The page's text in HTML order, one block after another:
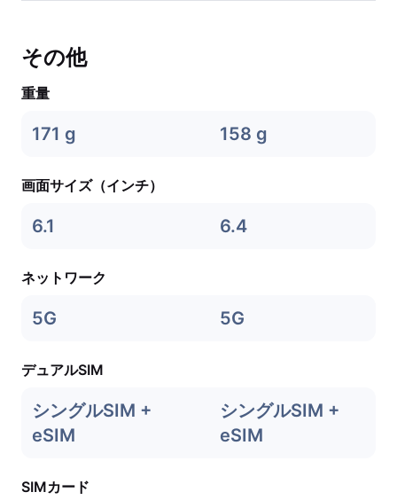
その他
重量
171 g 158 g
画面サイズ（インチ）
6.1 6.4
ネットワーク
5G 5G
デュアルSIM
シングルSIM +
eSIM
シングルSIM +
eSIM
SIMカード